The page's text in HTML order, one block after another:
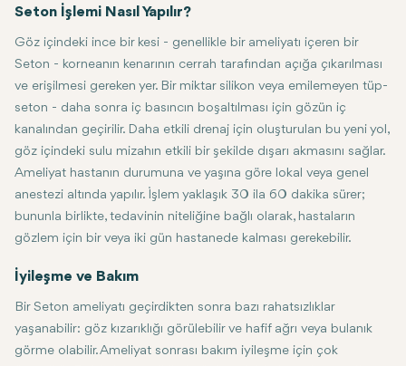
arttırmak için göze "Seton" adı verilen küçük bir tüp veya cihazın
veren ilerlemiş veya dirençli glokom vakalarında özellikle
yararlıdır. Seton, drenaj için alternatif bir yol oluşturarak göz içi
basıncını düşürmeye çalışır, böylece görme kaybı olasılığını ve
göz içindeki artan basınca bağlı diğer semptomları en aza
Seton İşlemi Nasıl Yapılır?
Göz içindeki ince bir kesi - genellikle bir ameliyatı içeren bir
Seton - korneanın kenarının cerrah tarafından açığa çıkarılması
ve erişilmesi gereken yer. Bir miktar silikon veya emilemeyen tüp-
seton - daha sonra iç basıncın boşaltılması için gözün iç
kanalından geçirilir. Daha etkili drenaj için oluşturulan bu yeni yol,
göz içindeki sulu mizahın etkili bir şekilde dışarı akmasını sağlar.
Ameliyat hastanın durumuna ve yaşına göre lokal veya genel
anestezi altında yapılır. İşlem yaklaşık 30 ila 60 dakika sürer;
bununla birlikte, tedavinin niteliğine bağlı olarak, hastaların
gözlem için bir veya iki gün hastanede kalması gerekebilir.
İyileşme ve Bakım
Bir Seton ameliyatı geçirdikten sonra bazı rahatsızlıklar
yaşanabilir: göz kızarıklığı görülebilir ve hafif ağrı veya bulanık
görme olabilir. Ameliyat sonrası bakım iyileşme için çok